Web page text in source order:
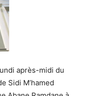
après-midi du
Sidi M’hamed